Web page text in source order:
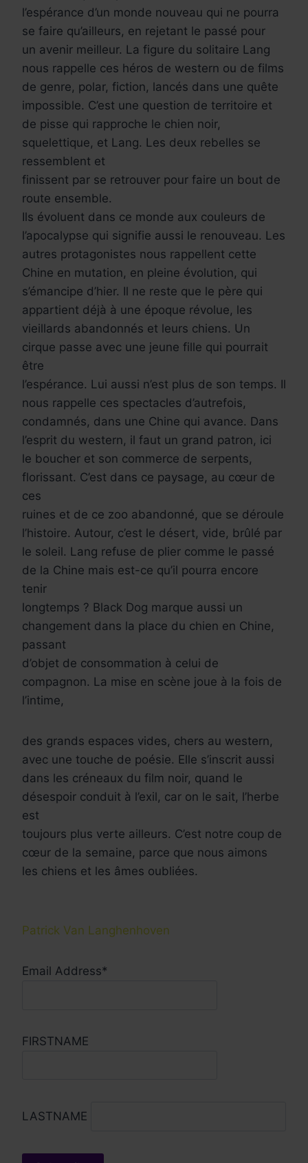
l’espérance d’un monde nouveau qui ne pourra
se faire qu’ailleurs, en rejetant le passé pour
un avenir meilleur. La figure du solitaire Lang
nous rappelle ces héros de western ou de films
de genre, polar, fiction, lancés dans une quête
impossible. C’est une question de territoire et
de pisse qui rapproche le chien noir,
squelettique, et Lang. Les deux rebelles se
ressemblent et
finissent par se retrouver pour faire un bout de
route ensemble.
Ils évoluent dans ce monde aux couleurs de
l’apocalypse qui signifie aussi le renouveau. Les
autres protagonistes nous rappellent cette
Chine en mutation, en pleine évolution, qui
s’émancipe d’hier. Il ne reste que le père qui
appartient déjà à une époque révolue, les
vieillards abandonnés et leurs chiens. Un
cirque passe avec une jeune fille qui pourrait
être
l’espérance. Lui aussi n’est plus de son temps. Il
nous rappelle ces spectacles d’autrefois,
condamnés, dans une Chine qui avance. Dans
l’esprit du western, il faut un grand patron, ici
le boucher et son commerce de serpents,
florissant. C’est dans ce paysage, au cœur de
ces
ruines et de ce zoo abandonné, que se déroule
l’histoire. Autour, c’est le désert, vide, brûlé par
le soleil. Lang refuse de plier comme le passé
de la Chine mais est-ce qu’il pourra encore
tenir
longtemps ? Black Dog marque aussi un
changement dans la place du chien en Chine,
passant
d’objet de consommation à celui de
compagnon. La mise en scène joue à la fois de
l’intime,
des grands espaces vides, chers au western,
avec une touche de poésie. Elle s’inscrit aussi
dans les créneaux du film noir, quand le
désespoir conduit à l’exil, car on le sait, l’herbe
est
toujours plus verte ailleurs. C’est notre coup de
cœur de la semaine, parce que nous aimons
les chiens et les âmes oubliées.
Patrick Van Langhenhoven
Email Address*
FIRSTNAME
LASTNAME